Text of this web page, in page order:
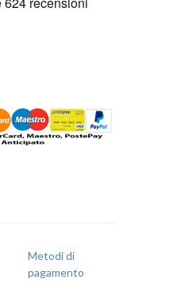
Metodi di
pagamento